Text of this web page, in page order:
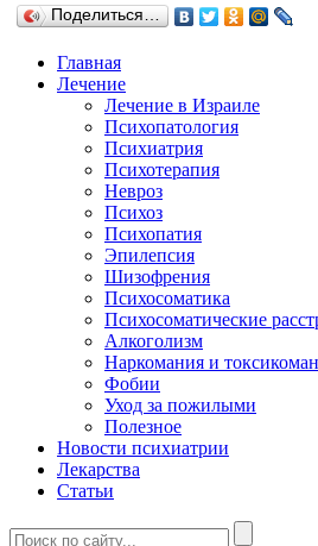
Поделиться…
Главная
Лечение
Лечение в Израиле
Психопатология
Психиатрия
Психотерапия
Невроз
Психоз
Психопатия
Эпилепсия
Шизофрения
Психосоматика
Психосоматические
Алкоголизм
Наркомания и
Фобии
Уход за пожилыми
Полезное
Новости психиатрии
Лекарства
Статьи